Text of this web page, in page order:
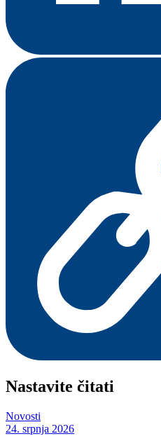
Nastavite čitati
Novosti
24. srpnja 2026